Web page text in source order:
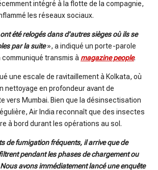
intégré à la flotte de la compagnie,
les réseaux sociaux.
été relogés dans d’autres sièges où ils se
par la suite», a indiqué un porte-parole
communiqué transmis à magazine people.
une escale de ravitaillement à Kolkata, où
nettoyage en profondeur avant de
vers Mumbai. Bien que la désinsectisation
Air India reconnaît que des insectes
à bord durant les opérations au sol.
de fumigation fréquents, il arrive que de
pendant les phases de chargement ou
avons immédiatement lancé une enquête